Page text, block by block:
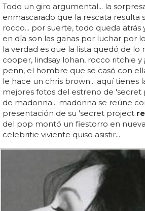
Todo un giro argumental... la
enmascarado que la rescata resulta
rocco... por suerte, todo queda atrás
en día son las ganas por luchar por
la verdad es que la lista quedó de lo
cooper, lindsay lohan, rocco ritchie y
penn, el hombre que se casó con
le hace un chris brown... aquí tienes
mejores fotos del estreno de 'secret
de madonna... madonna se reúne
presentación de su 'secret project
del pop montó un fiestorro en
celebritie viviente quiso asistir...